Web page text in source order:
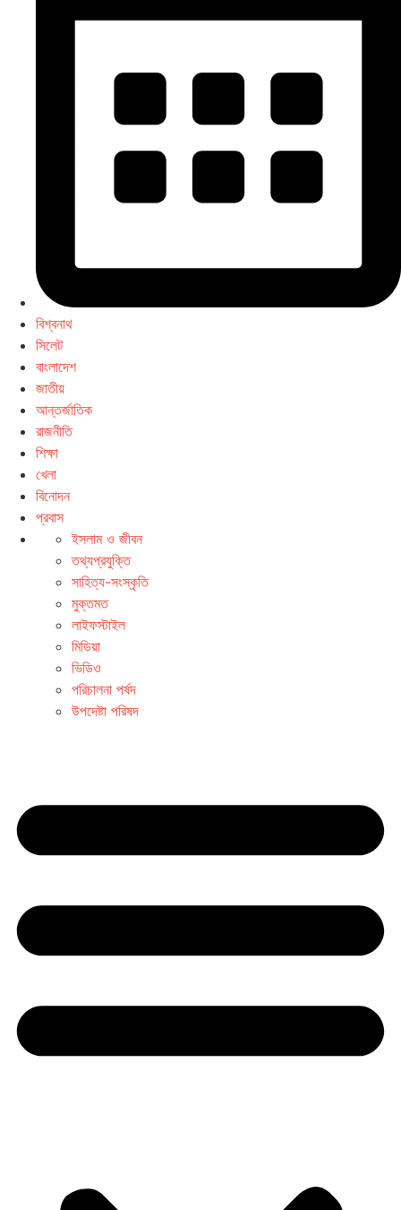
বিশ্বনাথ
সিলেট
বাংলাদেশ
জাতীয়
আন্তর্জাতিক
রাজনীতি
শিক্ষা
খেলা
বিনোদন
প্রবাস
ইসলাম ও জীবন
তথ্যপ্রযুক্তি
সাহিত্য-সংস্কৃতি
মুক্তমত
লাইফস্টাইল
মিডিয়া
ভিডিও
পরিচালনা পর্ষদ
উপদেষ্টা পরিষদ